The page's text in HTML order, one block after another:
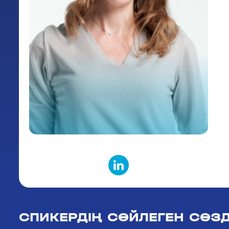
СПИКЕРДІҢ СӨЙЛЕГЕН